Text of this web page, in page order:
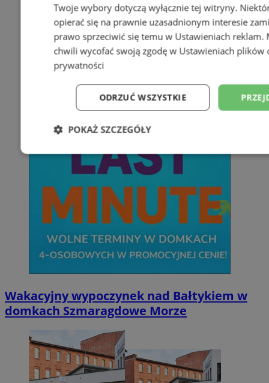
Wakacyjny wypoczynek nad Bałtykiem w
domkach Szmaragdowe Morze
Twoje wybory dotyczą wyłącznie tej witryny.
opierać się na prawnie uzasadnionym interesie
prawo sprzeciwić się temu w Ustawieniach reklam.
chwili wycofać swoją zgodę w Ustawieniach plików
prywatności
ODRZUĆ WSZYSTKIE
POKAŻ SZCZEGÓŁY
Niezbędne Wydajność
Niesklasyfikowane
Niezbędne pliki cookie umożliwiają korzystanie z podstawowych
takich jak logowanie użytkownika i zarządzanie kontem. Bez
można prawidłowo korzystać ze strony internetowej.
Nazwa
Domena
SessID
zabrze.com.pl